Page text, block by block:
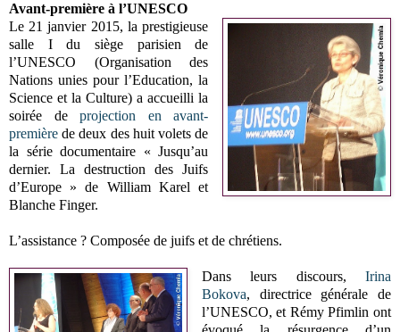
Avant-première à l’UNESCO
Le 21 janvier 2015, la prestigieuse
salle I du siège parisien de
l’UNESCO (Organisation des
Nations unies pour l’Education, la
Science et la Culture) a accueilli la
soirée deprojection en avant-
première de deux des huit volets de
la série documentaire « Jusqu’au
dernier. La destruction des Juifs
d’Europe » de William Karel et
Blanche Finger.
L’assistance ? Composée de juifs et de chrétiens.
Dans leurs discours, Irina
Bokova, directrice générale de
l’UNESCO, et Rémy Pfimlin ont